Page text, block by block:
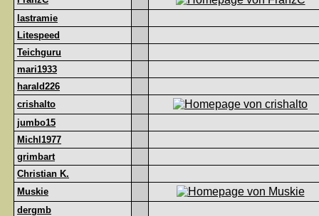
lastramie
Litespeed
Teichguru
mari1933
harald226
crishalto
jumbo15
Michl1977
grimbart
Christian K.
Muskie
dergmb